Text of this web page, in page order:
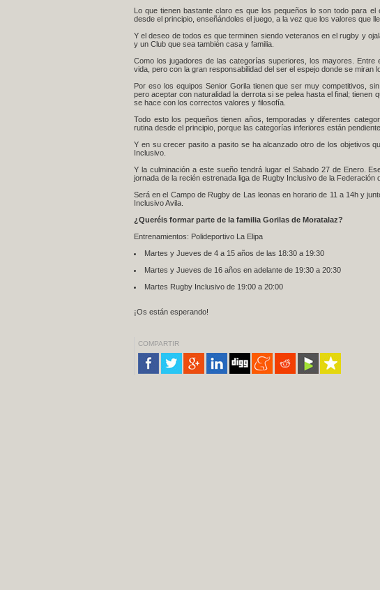
Lo que tienen bastante claro es que los pequeños lo son todo para
desde el principio, enseñándoles el juego, a la vez que los valores que
Y el deseo de todos es que terminen siendo veteranos en el rugby y
y un Club que sea también casa y familia.
Como los jugadores de las categorías superiores, los mayores.
vida, pero con la gran responsabilidad del ser el espejo donde se miran
Por eso los equipos Senior Gorila tienen que ser muy competitivos,
pero aceptar con naturalidad la derrota si se pelea hasta el final;
se hace con los correctos valores y filosofía.
Todo esto los pequeños tienen años, temporadas y diferentes
rutina desde el principio, porque las categorías inferiores están
Y en su crecer pasito a pasito se ha alcanzado otro de los objetivos
Inclusivo.
Y la culminación a este sueño tendrá lugar el Sabado 27 de Enero.
jornada de la recién estrenada liga de Rugby Inclusivo de la Federación
Será en el Campo de Rugby de Las leonas en horario de 11 a 14h y
Inclusivo Avila.
¿Queréis formar parte de la familia Gorilas de Moratalaz?
Entrenamientos: Polideportivo La Elipa
Martes y Jueves de 4 a 15 años de las 18:30 a 19:30
Martes y Jueves de 16 años en adelante de 19:30 a 20:30
Martes Rugby Inclusivo de 19:00 a 20:00
¡Os están esperando!
COMPARTIR